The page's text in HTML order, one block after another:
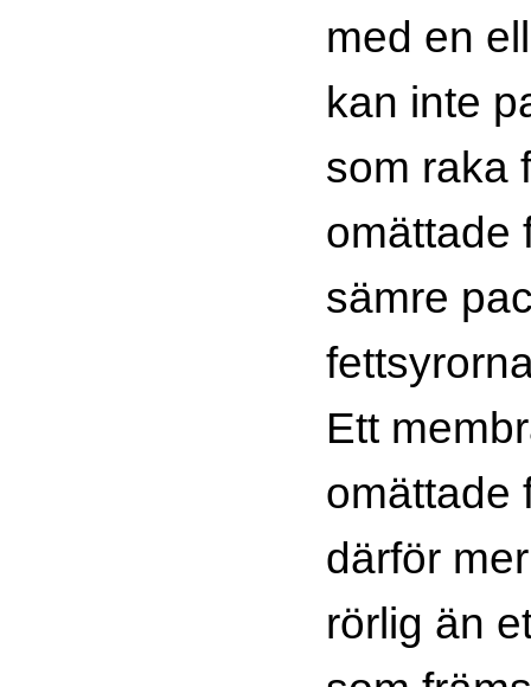
med en
kan inte
som raka
omättade
sämre
Ett
omättade
därför
rörlig än